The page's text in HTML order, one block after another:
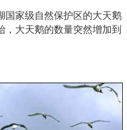
家级自然保护区的大天鹅
，大天鹅的数量突然增加到